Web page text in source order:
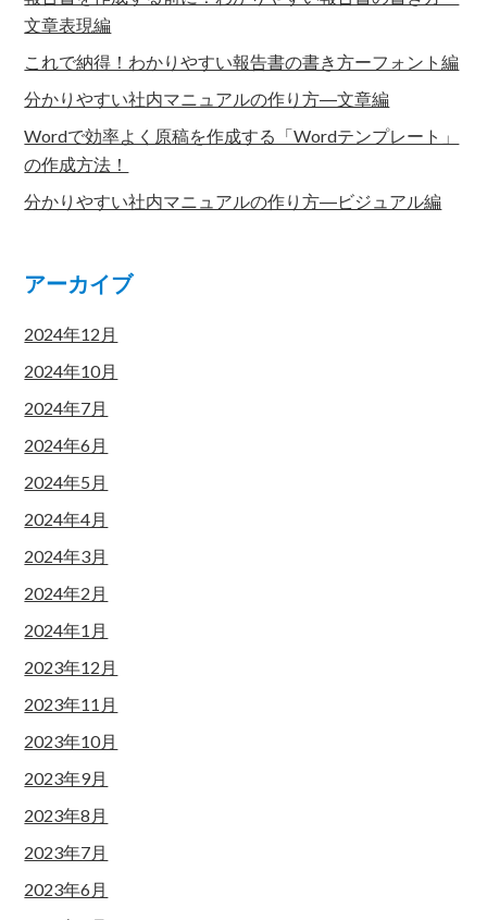
文章表現編
これで納得！わかりやすい報告書の書き方ーフォント編
分かりやすい社内マニュアルの作り方―文章編
Wordで効率よく原稿を作成する「Wordテンプレート」
の作成方法！
分かりやすい社内マニュアルの作り方―ビジュアル編
アーカイブ
2024年12月
2024年10月
2024年7月
2024年6月
2024年5月
2024年4月
2024年3月
2024年2月
2024年1月
2023年12月
2023年11月
2023年10月
2023年9月
2023年8月
2023年7月
2023年6月